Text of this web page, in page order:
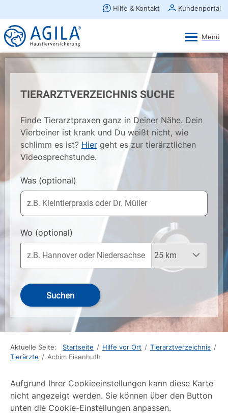
TIERARZTVERZEICHNIS SUCHE
Finde Tierarztpraxen ganz in Deiner Nähe. Dein
Vierbeiner ist krank und Du weißt nicht, wie
schlimm es ist? Hier geht es zur tierärztlichen
Videosprechstunde.
Was (optional)
Wo (optional)
Suchen
Aktuelle Seite: Startseite / Hilfe vor Ort / Tierarztverzeichnis /
Tierärzte / Achim Eisenhuth
Aufgrund Ihrer Cookieeinstellungen kann diese Karte
nicht angezeigt werden. Sie können über den Button
unten die Cookie-Einstellungen anpassen.
×
AGILA Kunden-App
Gratis - Im Play Store laden
Ansehen